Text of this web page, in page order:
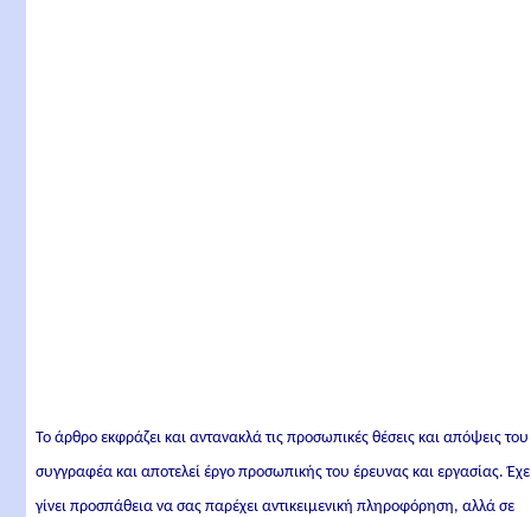
Το άρθρο εκφράζει και αντανακλά τις προσωπικές θέσεις και απόψεις του
συγγραφέα και αποτελεί έργο προσωπικής του έρευνας και εργασίας.
γίνει προσπάθεια να σας παρέχει αντικειμενική πληροφόρηση, αλλά σε